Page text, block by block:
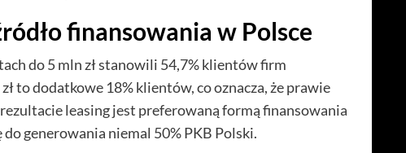
finansowania w Polsce
do 5 mln zł stanowili 54,7% klientów firm
to dodatkowe 18% klientów, co oznacza, że prawie
leasing jest preferowaną formą finansowania
generowania niemal 50% PKB Polski.